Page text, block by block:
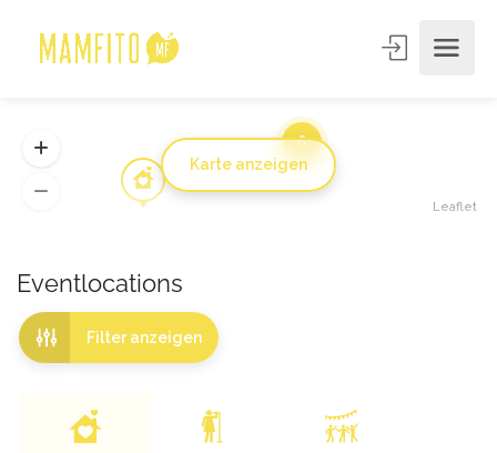
Eventlocations
Filter anzeigen
6
Leaflet
Karte anzeigen